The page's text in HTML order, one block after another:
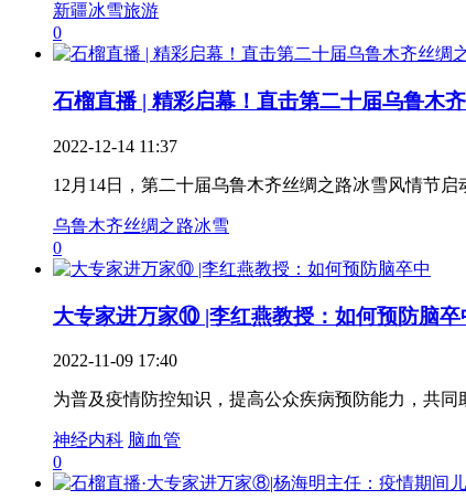
新疆冰雪旅游
0
石榴直播 | 精彩启幕！直击第二十届乌鲁木
2022-12-14 11:37
12月14日，第二十届乌鲁木齐丝绸之路冰雪风情节启
乌鲁木齐丝绸之路冰雪
0
大专家进万家⑩ |李红燕教授：如何预防脑卒
2022-11-09 17:40
为普及疫情防控知识，提高公众疾病预防能力，共
神经内科 脑血管
0